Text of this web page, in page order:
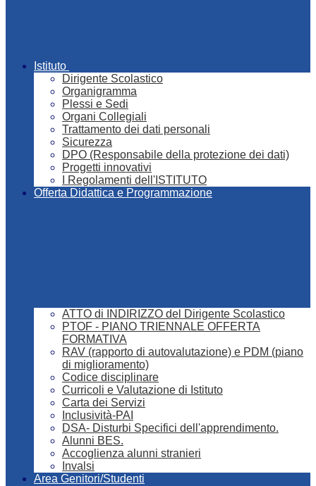
Istituto
Dirigente Scolastico
Organigramma
Plessi e Sedi
Organi Collegiali
Trattamento dei dati personali
Sicurezza
DPO (Responsabile della protezione dei dati)
Progetti innovativi
I Regolamenti dell'ISTITUTO
Offerta Didattica e Programmazione
ATTO di INDIRIZZO del Dirigente Scolastico
PTOF - PIANO TRIENNALE OFFERTA
FORMATIVA
RAV (rapporto di autovalutazione) e PDM (piano
di miglioramento)
Codice disciplinare
Curricoli e Valutazione di Istituto
Carta dei Servizi
Inclusività-PAI
DSA- Disturbi Specifici dell'apprendimento.
Alunni BES.
Accoglienza alunni stranieri
Invalsi
Area Genitori/Studenti